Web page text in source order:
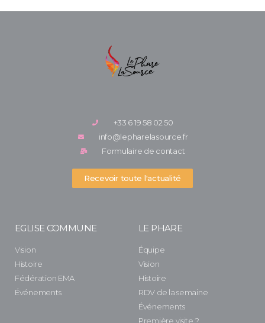
+33 6 19 58 02 50
info@lepharelasource.fr
Formulaire de contact
Recevoir toute l'actualité
EGLISE COMMUNE
Vision
Histoire
Fédération EMA
Événements
LE PHARE
Équipe
Vision
Histoire
RDV de la semaine
Événements
Première visite ?